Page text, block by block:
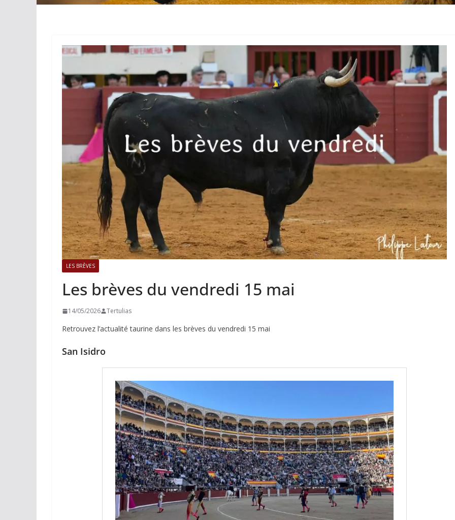
LES BRÈVES
Les brèves du vendredi 15 mai
14/05/2026 Tertulias
Retrouvez l’actualité taurine dans les brèves du vendredi 15 mai
San Isidro
ACTUALITÉS TAURINES PHOTOS TAURINES 2026
Istres, l’ouverture en
photos
19/06/2026 Tertulias
ACTUALITÉS TAURINES PHOTOS TAURINES 2026
Bayonne, la corrida
des fêtes en photos
17/07/2026 Tertulias